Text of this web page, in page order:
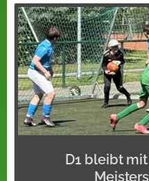
D1 bleibt